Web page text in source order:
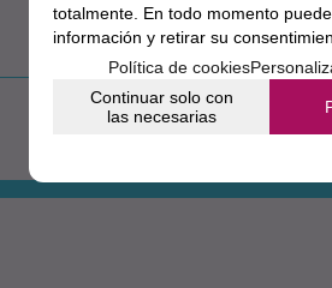
Aún no existen
totalmente. En todo momento
información y retirar su
sección de política de cookies.
Política de cookies
Continuar solo con
las necesarias